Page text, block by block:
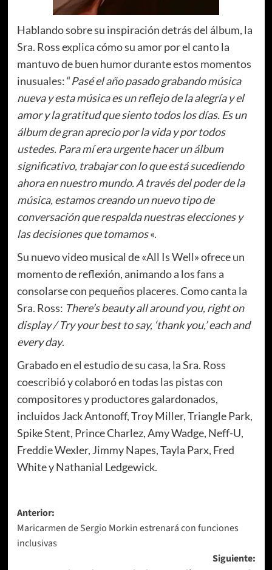
Hablando sobre su inspiración detrás del álbum, la
Sra. Ross explica cómo su amor por el canto la
mantuvo de buen humor durante estos momentos
inusuales: “Pasé el año pasado grabando música
nueva y esta música es un reflejo de la alegría y el
amor y la gratitud que siento todos los días. Es un
álbum de gran aprecio por la vida y por todos
ustedes. Para mí era urgente hacer un álbum
significativo, trabajar con lo que está sucediendo
ahora en nuestro mundo. A través del poder de la
música, estamos creando un nuevo tipo de
conversación que respalda nuestras elecciones y
las decisiones que tomamos«.
Su nuevo video musical de «All Is Well» ofrece un
momento de reflexión, animando a los fans a
consolarse con pequeños placeres.Como canta la
Sra. Ross: There’s beauty all around you, right on
display / Try your best to say, ‘thank you,’ each and
every day.
Grabado en el estudio de su casa, la Sra. Ross
coescribió y colaboró en todas las pistas con
compositores y productores galardonados,
incluidos Jack Antonoff, Troy Miller, Triangle Park,
Spike Stent, Prince Charlez, Amy Wadge, Neff-U,
Freddie Wexler, Jimmy Napes, Tayla Parx, Fred
White y Nathanial Ledgewick.
Navegación
de
entradas
Anterior:
Maricarmen de Sergio Morkin estrenará con funciones
inclusivas
Siguiente: